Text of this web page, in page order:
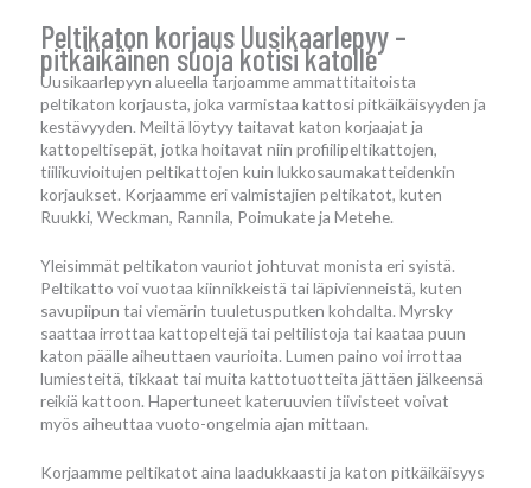
Peltikaton korjaus Uusikaarlepyy –
pitkäikäinen suoja kotisi katolle
Uusikaarlepyyn alueella tarjoamme ammattitaitoista
peltikaton korjausta, joka varmistaa kattosi pitkäikäisyyden ja
kestävyyden. Meiltä löytyy taitavat katon korjaajat ja
kattopeltisepät, jotka hoitavat niin profiilipeltikattojen,
tiilikuvioitujen peltikattojen kuin lukkosaumakatteidenkin
korjaukset. Korjaamme eri valmistajien peltikatot, kuten
Ruukki, Weckman, Rannila, Poimukate ja Metehe.
Yleisimmät peltikaton vauriot johtuvat monista eri syistä.
Peltikatto voi vuotaa kiinnikkeistä tai läpivienneistä, kuten
savupiipun tai viemärin tuuletusputken kohdalta. Myrsky
saattaa irrottaa kattopeltejä tai peltilistoja tai kaataa puun
katon päälle aiheuttaen vaurioita. Lumen paino voi irrottaa
lumiesteitä, tikkaat tai muita kattotuotteita jättäen jälkeensä
reikiä kattoon. Hapertuneet kateruuvien tiivisteet voivat
myös aiheuttaa vuoto-ongelmia ajan mittaan.
Korjaamme peltikatot aina laadukkaasti ja katon pitkäikäisyys